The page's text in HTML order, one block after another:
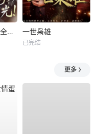
庄园保姆，成了全家白月光 一世枭雄
已完结
更多